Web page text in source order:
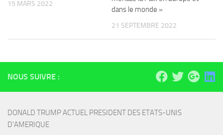
15 MARS 2022
dans le monde »
21 SEPTEMBRE 2022
NOUS SUIVRE :
DONALD TRUMP ACTUEL PRESIDENT DES ETATS-UNIS
D'AMERIQUE